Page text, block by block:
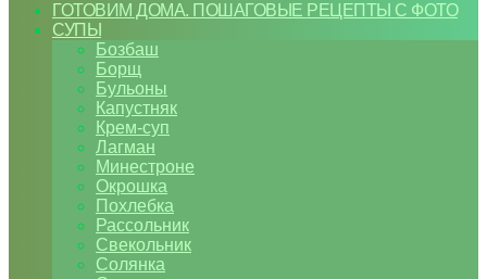
ГОТОВИМ ДОМА. ПОШАГОВЫЕ РЕЦЕПТЫ С ФОТО
СУПЫ
Бозбаш
Борщ
Бульоны
Капустняк
Крем-суп
Лагман
Минестроне
Окрошка
Похлебка
Рассольник
Свекольник
Солянка